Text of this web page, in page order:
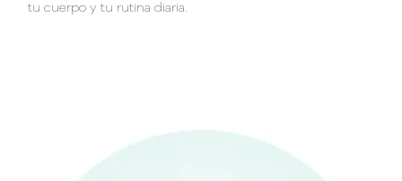
tu cuerpo y tu rutina diaria.